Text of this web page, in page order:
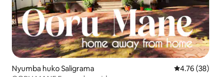
Nyumba huko Saligrama Ukadiriaji wa
4.76 (38)